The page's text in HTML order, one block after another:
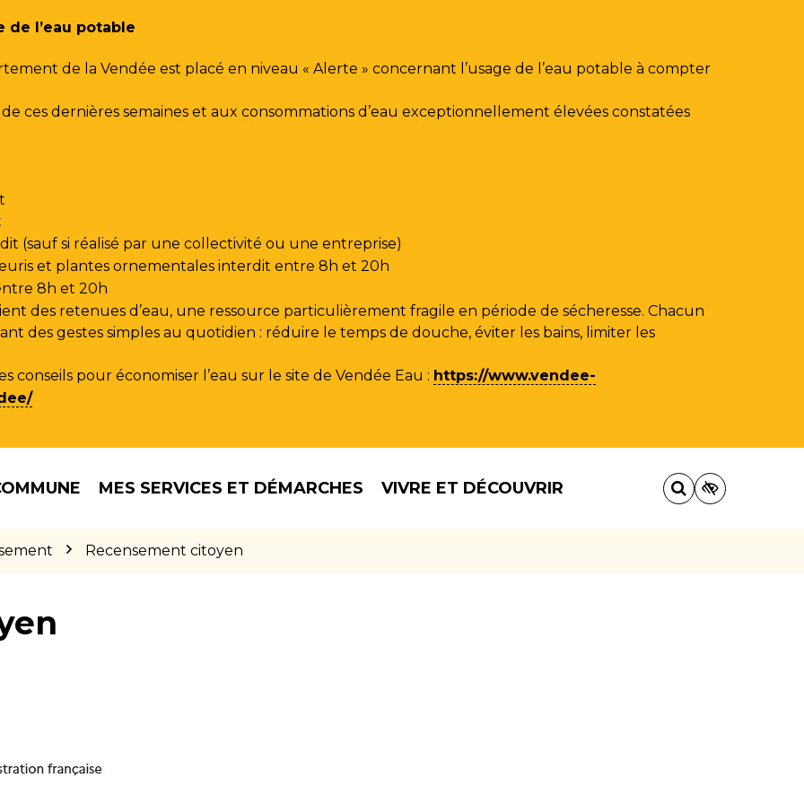
de l’eau potable
de la Vendée est placé en niveau « Alerte » concernant l’usage de l’eau potable à compter
ces dernières semaines et aux consommations d’eau exceptionnellement élevées constatées
(sauf si réalisé par une collectivité ou une entreprise)
et plantes ornementales interdit entre 8h et 20h
8h et 20h
des retenues d’eau, une ressource particulièrement fragile en période de sécheresse. Chacun
des gestes simples au quotidien : réduire le temps de douche, éviter les bains, limiter les
conseils pour économiser l’eau sur le site de Vendée Eau : https://www.vendee-
MES SERVICES ET DÉMARCHES VIVRE ET DÉCOUVRIR
Recensement citoyen